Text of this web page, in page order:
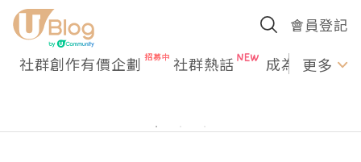
會員登記
社群創作有價企劃 社群熱話 成為U更多